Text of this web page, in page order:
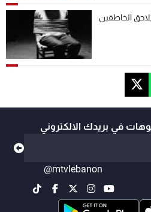
الخاطفين
في بريدك الالكتروني
@mtvlebanon